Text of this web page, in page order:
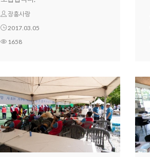
장흥사랑
2017.03.05
1658